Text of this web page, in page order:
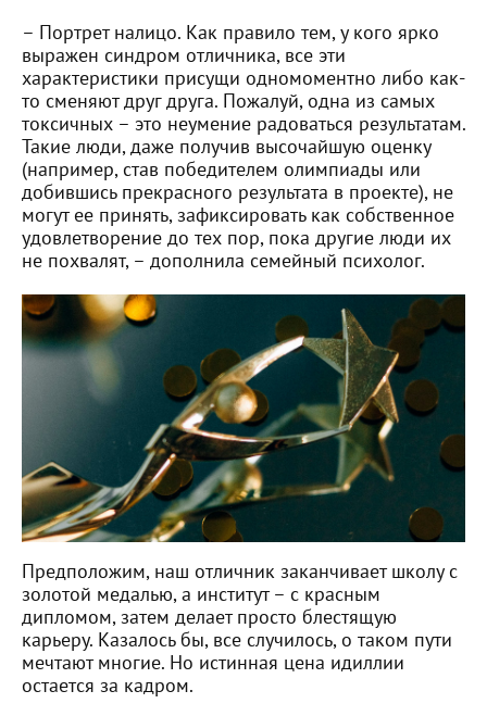
– Портрет налицо. Как правило тем, у кого ярко
выражен синдром отличника, все эти
характеристики присущи одномоментно либо как-
то сменяют друг друга. Пожалуй, одна из самых
токсичных – это неумение радоваться результатам.
Такие люди, даже получив высочайшую оценку
(например, став победителем олимпиады или
добившись прекрасного результата в проекте), не
могут ее принять, зафиксировать как собственное
удовлетворение до тех пор, пока другие люди их
не похвалят, – дополнила семейный психолог.
Предположим, наш отличник заканчивает школу с
золотой медалью, а институт – с красным
дипломом, затем делает просто блестящую
карьеру. Казалось бы, все случилось, о таком пути
мечтают многие. Но истинная цена идиллии
остается за кадром.